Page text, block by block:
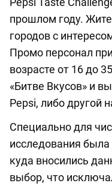
прошлом году.
городов с
Промо персонал
возрасте от 16 до
«Битве Вкусов» и
Pepsi, либо другой
Специально для
исследования
куда вносились
выбор, что